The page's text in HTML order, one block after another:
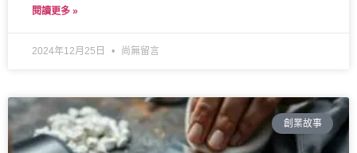
閱讀更多 »
2024年12月25日 尚無留言
創業故事